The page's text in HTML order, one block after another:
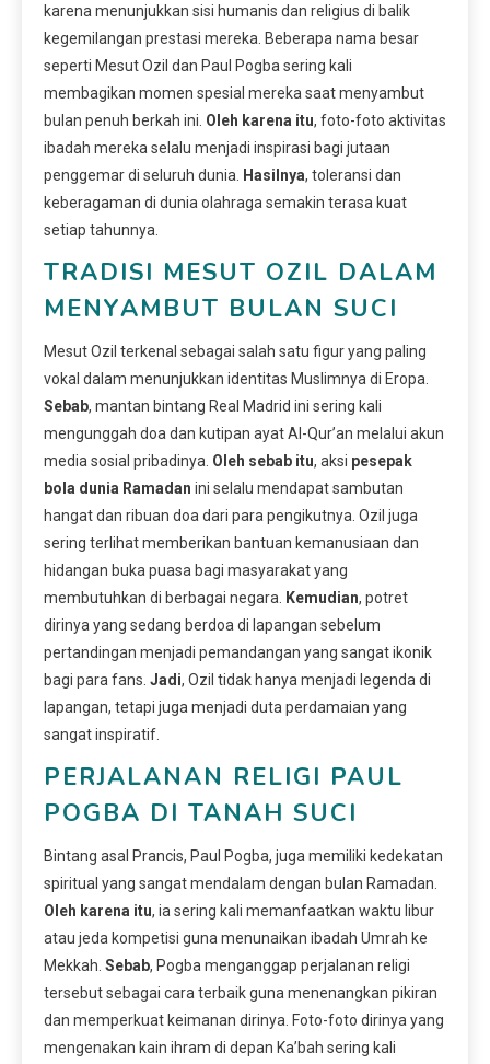
karena menunjukkan sisi humanis dan religius di balik
kegemilangan prestasi mereka. Beberapa nama besar
seperti Mesut Ozil dan Paul Pogba sering kali
membagikan momen spesial mereka saat menyambut
bulan penuh berkah ini. Oleh karena itu, foto-foto aktivitas
ibadah mereka selalu menjadi inspirasi bagi jutaan
penggemar di seluruh dunia.
Hasilnya, toleransi dan
keberagaman di dunia olahraga semakin terasa kuat
setiap tahunnya.
TRADISI MESUT OZIL DALAM
MENYAMBUT BULAN SUCI
Mesut Ozil terkenal sebagai salah satu figur yang paling
vokal dalam menunjukkan identitas Muslimnya di Eropa.
Sebab, mantan bintang Real Madrid ini sering kali
mengunggah doa dan kutipan ayat Al-Qur’an melalui akun
media sosial pribadinya. Oleh sebab itu, aksi pesepak
bola dunia Ramadan ini selalu mendapat sambutan
hangat dan ribuan doa dari para pengikutnya. Ozil juga
sering terlihat memberikan bantuan kemanusiaan dan
hidangan buka puasa bagi masyarakat yang
membutuhkan di berbagai negara.
Kemudian, potret
dirinya yang sedang berdoa di lapangan sebelum
pertandingan menjadi pemandangan yang sangat ikonik
bagi para fans. Jadi, Ozil tidak hanya menjadi legenda di
lapangan, tetapi juga menjadi duta perdamaian yang
sangat inspiratif.
PERJALANAN RELIGI PAUL
POGBA DI TANAH SUCI
Bintang asal Prancis, Paul Pogba, juga memiliki kedekatan
spiritual yang sangat mendalam dengan bulan Ramadan.
Oleh karena itu, ia sering kali memanfaatkan waktu libur
atau jeda kompetisi guna menunaikan ibadah Umrah ke
Mekkah. Sebab, Pogba menganggap perjalanan religi
tersebut sebagai cara terbaik guna menenangkan pikiran
dan memperkuat keimanan dirinya. Foto-foto dirinya yang
mengenakan kain ihram di depan Ka’bah sering kali